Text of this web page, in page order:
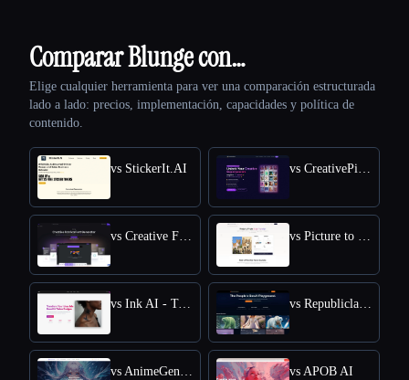
Comparar Blunge con…
Elige cualquier herramienta para ver una comparación estructurada
lado a lado: precios, implementación, capacidades y política de
contenido.
vs StickerIt.AI vs CreativePixel
vs Creative Fabrica vs Picture to Drawing
vs Ink AI - Tattoo Generator vs Republiclabs.ai
vs AnimeGenius vs APOB AI